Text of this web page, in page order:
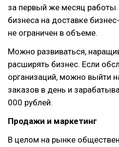
за первый же месяц
бизнеса на доставке
не ограничен в объеме.
Можно развиваться,
расширять бизнес. Если
организаций, можно выйти
заказов в день и
000 рублей.
Продажи и маркетинг
В целом на рынке